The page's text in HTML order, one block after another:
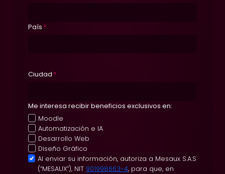
País *
Ciudad *
Me interesa recibir beneficios exclusivos en:
Moodle
Automatización e IA
Desarrollo Web
Diseño Gráfico
A Al enviar su información, autoriza a Mesaux S.A.S
(“MESAUX”), NIT 901998663-4, para que, en